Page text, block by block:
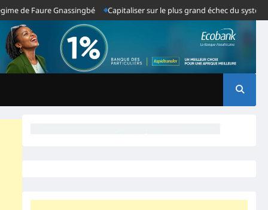
Faure Gnassingbé Capitaliser sur le plus grand échec du système